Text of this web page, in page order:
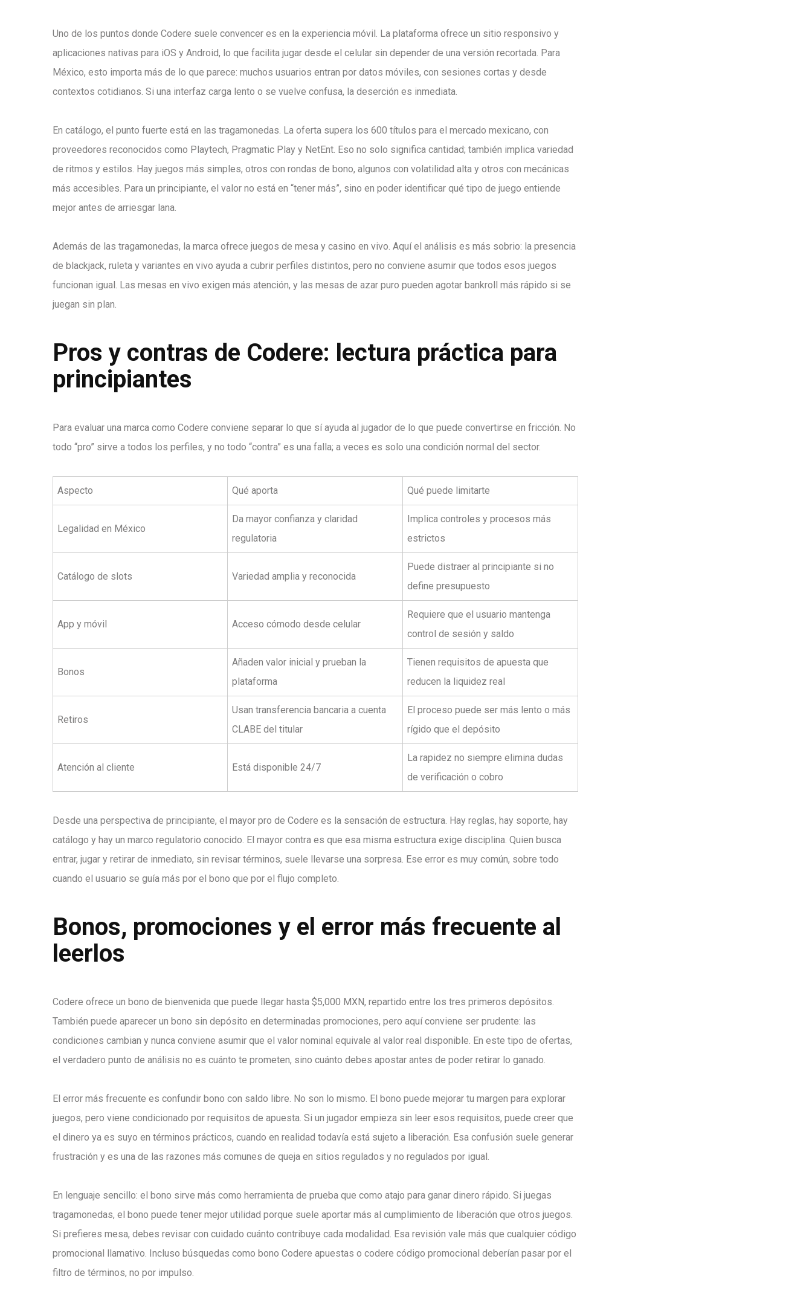
Uno de los puntos donde Codere suele convencer es en la experiencia móvil. La plataforma ofrece un sitio responsivo y
aplicaciones nativas para iOS y Android, lo que facilita jugar desde el celular sin depender de una versión recortada. Para
México, esto importa más de lo que parece: muchos usuarios entran por datos móviles, con sesiones cortas y desde
contextos cotidianos. Si una interfaz carga lento o se vuelve confusa, la deserción es inmediata.
En catálogo, el punto fuerte está en las tragamonedas. La oferta supera los 600 títulos para el mercado mexicano, con
proveedores reconocidos como Playtech, Pragmatic Play y NetEnt. Eso no solo significa cantidad; también implica variedad
de ritmos y estilos. Hay juegos más simples, otros con rondas de bono, algunos con volatilidad alta y otros con mecánicas
más accesibles. Para un principiante, el valor no está en “tener más”, sino en poder identificar qué tipo de juego entiende
mejor antes de arriesgar lana.
Además de las tragamonedas, la marca ofrece juegos de mesa y casino en vivo. Aquí el análisis es más sobrio: la presencia
de blackjack, ruleta y variantes en vivo ayuda a cubrir perfiles distintos, pero no conviene asumir que todos esos juegos
funcionan igual. Las mesas en vivo exigen más atención, y las mesas de azar puro pueden agotar bankroll más rápido si se
juegan sin plan.
Pros y contras de Codere: lectura práctica para
principiantes
Para evaluar una marca como Codere conviene separar lo que sí ayuda al jugador de lo que puede convertirse en fricción. No
todo “pro” sirve a todos los perfiles, y no todo “contra” es una falla; a veces es solo una condición normal del sector.
Aspecto Qué aporta Qué puede limitarte
Legalidad en México
Da mayor confianza y claridad
regulatoria
Implica controles y procesos más
estrictos
Catálogo de slots Variedad amplia y reconocida
Puede distraer al principiante si no
define presupuesto
App y móvil Acceso cómodo desde celular
Requiere que el usuario mantenga
control de sesión y saldo
Bonos
Añaden valor inicial y prueban la
plataforma
Tienen requisitos de apuesta que
reducen la liquidez real
Retiros
Usan transferencia bancaria a cuenta
CLABE del titular
El proceso puede ser más lento o más
rígido que el depósito
Atención al cliente Está disponible 24/7
La rapidez no siempre elimina dudas
de verificación o cobro
Desde una perspectiva de principiante, el mayor pro de Codere es la sensación de estructura. Hay reglas, hay soporte, hay
catálogo y hay un marco regulatorio conocido. El mayor contra es que esa misma estructura exige disciplina. Quien busca
entrar, jugar y retirar de inmediato, sin revisar términos, suele llevarse una sorpresa. Ese error es muy común, sobre todo
cuando el usuario se guía más por el bono que por el flujo completo.
Bonos, promociones y el error más frecuente al
leerlos
Codere ofrece un bono de bienvenida que puede llegar hasta $5,000 MXN, repartido entre los tres primeros depósitos.
También puede aparecer un bono sin depósito en determinadas promociones, pero aquí conviene ser prudente: las
condiciones cambian y nunca conviene asumir que el valor nominal equivale al valor real disponible. En este tipo de ofertas,
el verdadero punto de análisis no es cuánto te prometen, sino cuánto debes apostar antes de poder retirar lo ganado.
El error más frecuente es confundir bono con saldo libre. No son lo mismo. El bono puede mejorar tu margen para explorar
juegos, pero viene condicionado por requisitos de apuesta. Si un jugador empieza sin leer esos requisitos, puede creer que
el dinero ya es suyo en términos prácticos, cuando en realidad todavía está sujeto a liberación. Esa confusión suele generar
frustración y es una de las razones más comunes de queja en sitios regulados y no regulados por igual.
En lenguaje sencillo: el bono sirve más como herramienta de prueba que como atajo para ganar dinero rápido. Si juegas
tragamonedas, el bono puede tener mejor utilidad porque suele aportar más al cumplimiento de liberación que otros juegos.
Si prefieres mesa, debes revisar con cuidado cuánto contribuye cada modalidad. Esa revisión vale más que cualquier código
promocional llamativo. Incluso búsquedas como bono Codere apuestas o codere código promocional deberían pasar por el
filtro de términos, no por impulso.